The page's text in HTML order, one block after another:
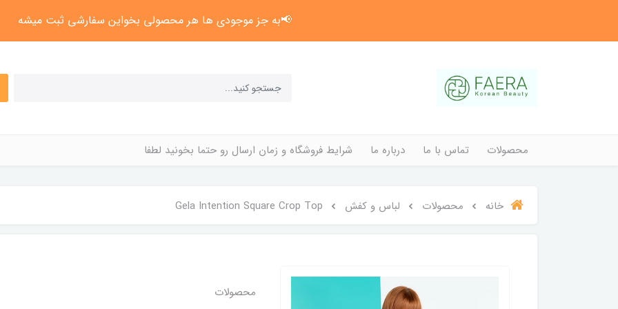
📢به جز موجودی ها هر محصولی بخواین سفارشی ثبت میشه
محصولات تماس با ما درباره ما شرایط فروشگاه و زمان ارسال رو حتما بخونید لطفا
خانه محصولات لباس و کفش Gela Intention Square Crop Top
محصولات